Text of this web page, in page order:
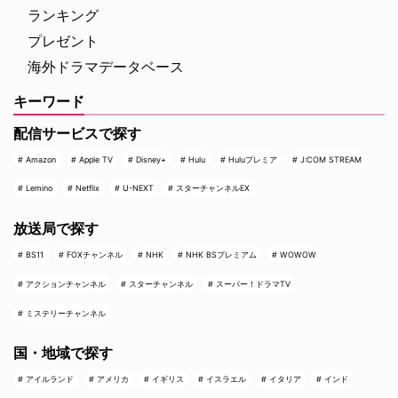
ランキング
プレゼント
海外ドラマデータベース
キーワード
配信サービスで探す
Amazon Apple TV Disney+ Hulu Huluプレミア J:COM STREAM
Lemino Netflix U-NEXT スターチャンネルEX
放送局で探す
BS11 FOXチャンネル NHK NHK BSプレミアム WOWOW
アクションチャンネル スターチャンネル スーパー！ドラマTV
ミステリーチャンネル
国・地域で探す
アイルランド アメリカ イギリス イスラエル イタリア インド